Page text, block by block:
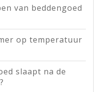
van beddengoed
op temperatuur
slaapt na de